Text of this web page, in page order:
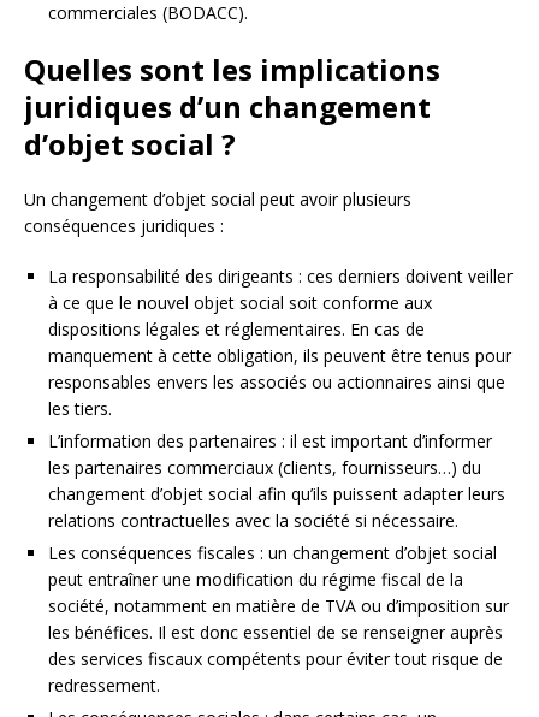
commerciales (BODACC).
Quelles sont les implications
juridiques d’un changement
d’objet social ?
Un changement d’objet social peut avoir plusieurs
conséquences juridiques :
La responsabilité des dirigeants : ces derniers doivent veiller
à ce que le nouvel objet social soit conforme aux
dispositions légales et réglementaires. En cas de
manquement à cette obligation, ils peuvent être tenus pour
responsables envers les associés ou actionnaires ainsi que
les tiers.
L’information des partenaires : il est important d’informer
les partenaires commerciaux (clients, fournisseurs…) du
changement d’objet social afin qu’ils puissent adapter leurs
relations contractuelles avec la société si nécessaire.
Les conséquences fiscales : un changement d’objet social
peut entraîner une modification du régime fiscal de la
société, notamment en matière de TVA ou d’imposition sur
les bénéfices. Il est donc essentiel de se renseigner auprès
des services fiscaux compétents pour éviter tout risque de
redressement.